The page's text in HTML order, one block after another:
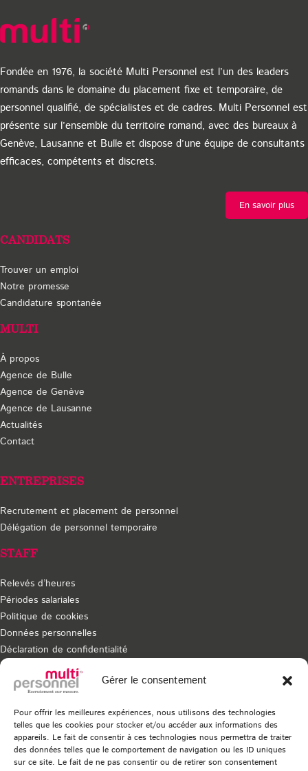
Gérer le consentement
Pour offrir les meilleures expériences, nous utilisons des technologies
telles que les cookies pour stocker et/ou accéder aux informations des
appareils. Le fait de consentir à ces technologies nous permettra de traiter
des données telles que le comportement de navigation ou les ID uniques
sur ce site. Le fait de ne pas consentir ou de retirer son consentement
Fondée en 1976, la société Multi Personnel est l’un des leaders
romands dans le domaine du placement fixe et temporaire, de
personnel qualifié, de spécialistes et de cadres. Multi Personnel est
présente sur l’ensemble du territoire romand, avec des bureaux à
Genève, Lausanne et Bulle et dispose d’une équipe de consultants
efficaces, compétents et discrets.
En savoir plus
CANDIDATS
Trouver un emploi
Notre promesse
Candidature spontanée
MULTI
À propos
Agence de Bulle
Agence de Genève
Agence de Lausanne
Actualités
Contact
ENTREPRISES
Recrutement et placement de personnel
Délégation de personnel temporaire
STAFF
Relevés d’heures
Périodes salariales
Politique de cookies
Données personnelles
Déclaration de confidentialité
Dispositif de signalement
Vous souhaitez recevoir nos dernières actualités ?
Inscrivez-vous à notre newsletter